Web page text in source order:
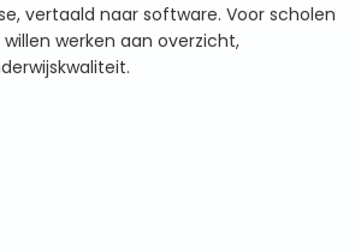
vertaald naar software. Voor scholen
werken aan overzicht,